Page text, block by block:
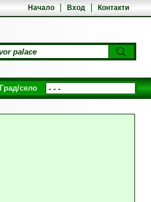
Начало Вход Контакти
Град/село